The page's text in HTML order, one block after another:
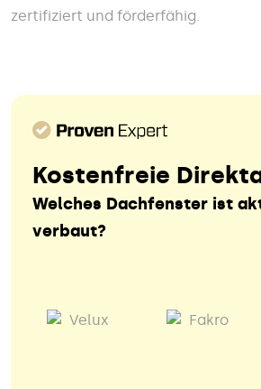
zertifiziert und förderfähig.
Kostenfreie
Welches Dachfenster ist
verbaut?